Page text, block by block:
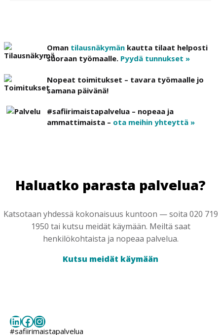
Oman tilausnäkymän kautta tilaat helposti
suoraan työmaalle. Pyydä tunnukset »
Nopeat toimitukset – tavara työmaalle jo
samana päivänä!
#safiirimaistapalvelua – nopeaa ja
ammattimaista – ota meihin yhteyttä »
Haluatko parasta palvelua?
Katsotaan yhdessä kokonaisuus kuntoon — soita 020 719
1950 tai kutsu meidät käymään. Meiltä saat
henkilökohtaista ja nopeaa palvelua.
Kutsu meidät käymään
LinkedIn
Facebook
Instagram
#safiirimaistapalvelua